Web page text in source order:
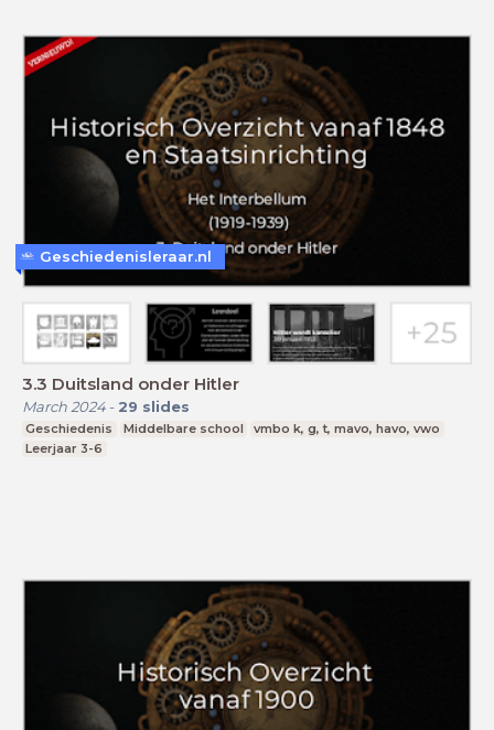
3.3 Duitsland onder Hitler
March 2024- 29 slides
Geschiedenis Middelbare school
vmbo k, g, t, mavo, havo, vwo
Leerjaar 3-6
Geschiedenisleraar.nl